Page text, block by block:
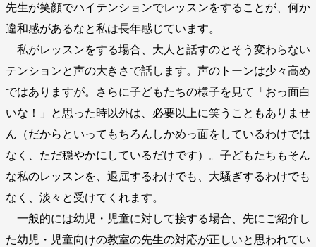
先生が笑顔でハイテンションでレッスンをすることが、何か
違和感があるなと私は長年感じています。
私がレッスンをする場合、大人と話すのとそう変わらない
テンションと声の大きさで話します。声のトーンは少々高め
ではありますが。さらに子どもたちの様子を見て「おっ面白
いな！」と思った時以外は、必要以上に笑うこともありませ
ん（だからといってもちろんしかめっ面をしているわけでは
なく、ただ穏やかにしているだけです）。子どもたちもそん
な私のレッスンを、退屈するわけでも、大騒ぎするわけでも
なく、淡々と受けてくれます。
一般的には幼児・児童に対して接する場合、先にご紹介し
た幼児・児童向けの教室の先生の対応が正しいと思われてい